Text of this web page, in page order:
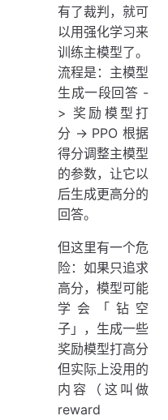
有了裁判，就可
以用强化学习来
训练主模型了。
流程是：主模型
生成一段回答 -
> 奖励模型打
分 -> PPO 根据
得分调整主模型
的参数，让它以
后生成更高分的
回答。
但这里有一个危
险：如果只追求
高分，模型可能
学会「钻空
子」，生成一些
奖励模型打高分
但实际上没用的
内容（这叫做
reward